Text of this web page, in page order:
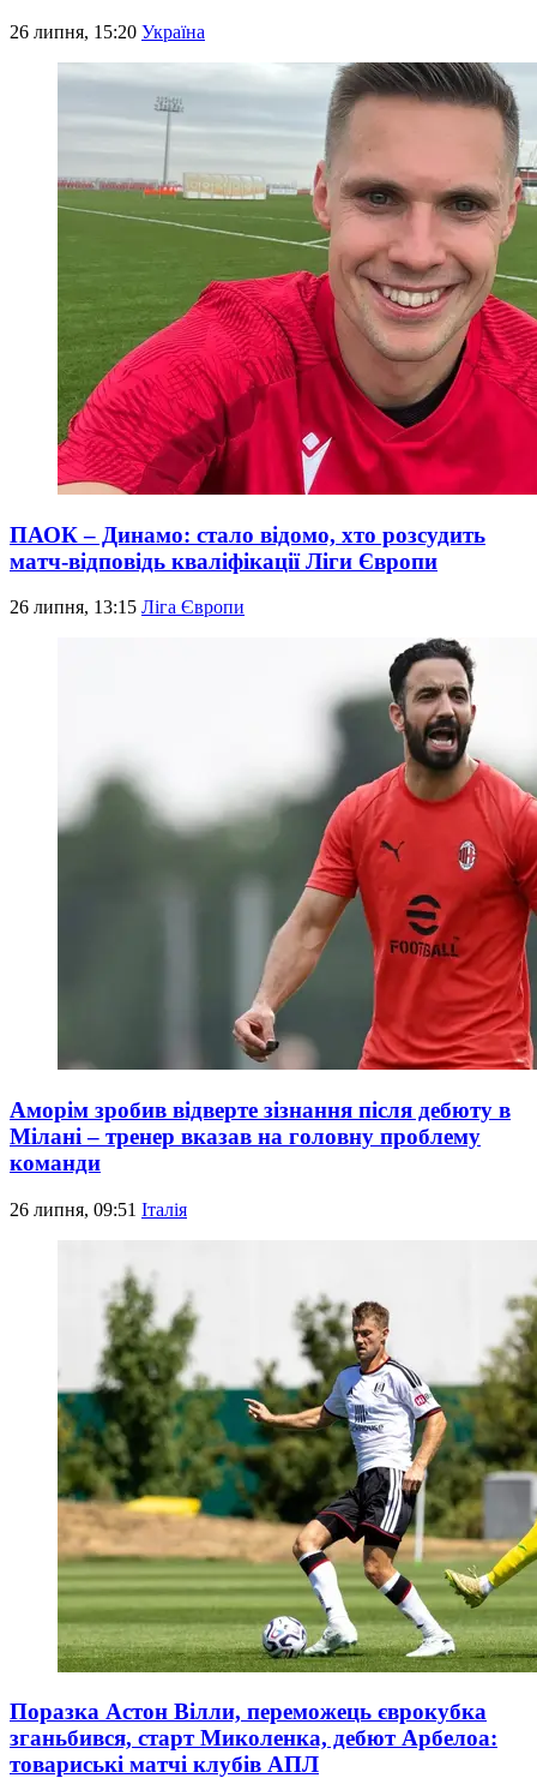
26 липня, 15:20 Україна
ПАОК – Динамо: стало відомо, хто розсудить
матч-відповідь кваліфікації Ліги Європи
26 липня, 13:15 Ліга Європи
Аморім зробив відверте зізнання після дебюту в
Мілані – тренер вказав на головну проблему
команди
26 липня, 09:51 Італія
Поразка Астон Вілли, переможець єврокубка
зганьбився, старт Миколенка, дебют Арбелоа:
товариські матчі клубів АПЛ